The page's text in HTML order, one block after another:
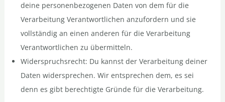
deine personenbezogenen Daten von dem für die
Verarbeitung Verantwortlichen anzufordern und sie
vollständig an einen anderen für die Verarbeitung
Verantwortlichen zu übermitteln.
Widerspruchsrecht: Du kannst der Verarbeitung deiner
Daten widersprechen. Wir entsprechen dem, es sei
denn es gibt berechtigte Gründe für die Verarbeitung.